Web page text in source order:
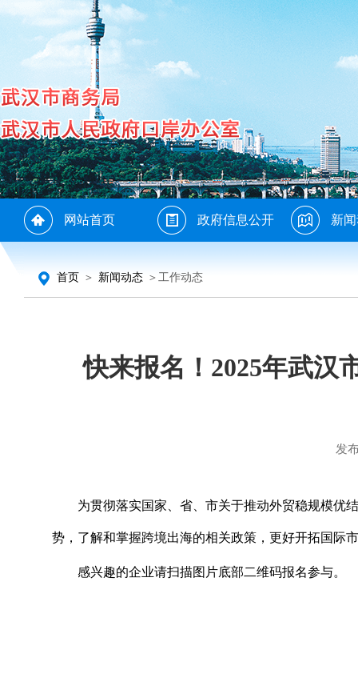
网站首页 政府信息公开 新
首页 ＞ 新闻动态 ＞工作动态
快来报名！2025年武汉
发
为贯彻落实国家、省、市关于推动外贸稳规模优
势，了解和掌握跨境出海的相关政策，更好开拓国际
感兴趣的企业请扫描图片底部二维码报名参与。